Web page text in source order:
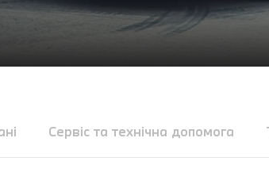
Сервіс та технічна допомога